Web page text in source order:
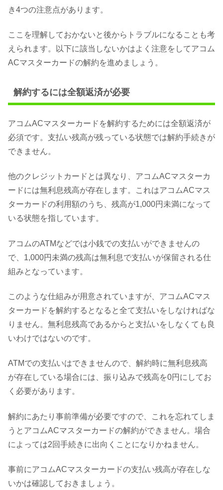
き4つの注意点があります。
ここを理解しておかないと後からトラブルになることも考
えられます。以下に該当しないかはよく注意をしてアコム
ACマスターカードの解約を進めましょう。
解約するには全額返済が必要
アコムACマスターカードを解約するためには全額返済が
必須です。支払い残高が残っている状態では解約手続きが
できません。
他のクレジットカードとは異なり、アコムACマスターカ
ードには無利息残高が存在します。これはアコムACマス
ターカードの利用額のうち、残高が1,000円未満になって
いる状態を指しています。
アコムのATMなどでは小銭での支払いができませんの
で、1,000円未満の残高は無利息で支払いが保留される仕
組みとなっています。
このような仕組みが用意されていますが、アコムACマス
ターカードを解約するとなると全て支払いをしなければな
りません。無利息残高であるからと支払いをしなくても良
いわけではないのです。
ATMでの支払いはできませんので、解約時に無利息残高
が存在している場合には、振り込みで残高を0円にしてお
く必要があります。
解約にあたり事前準備が必要ですので、これを忘れてしま
うとアコムACマスターカードの解約ができません。場合
によっては2回手続きに出向くことになりかねません。
事前にアコムACマスターカードの支払い残高が存在しな
いかは確認しておきましょう。